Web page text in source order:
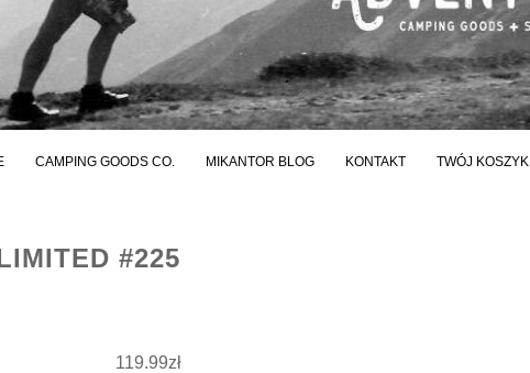
CAMPING GOODS CO. MIKANTOR BLOG KONTAKT TWÓJ KOSZYK
#225
119.99zł